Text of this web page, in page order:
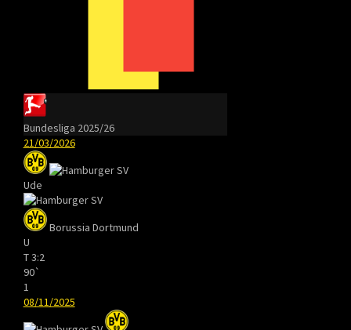
Bundesliga 2025/26
21/03/2026
Ude
Borussia Dortmund
U
T3:2
90`
1
08/11/2025